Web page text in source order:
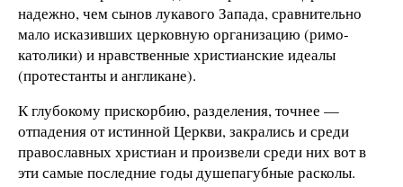
надежно, чем сынов лукавого Запада, сравнительно
мало исказивших церковную организацию (римо-
католики) и нравственные христианские идеалы
(протестанты и англикане).
К глубокому прискорбию, разделения, точнее —
отпадения от истинной Церкви, закрались и среди
православных христиан и произвели среди них вот в
эти самые последние годы душепагубные расколы.